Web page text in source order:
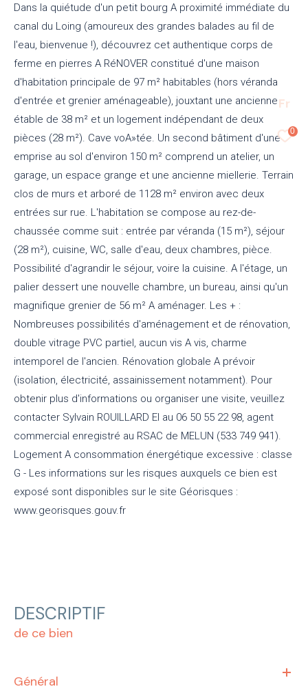
Fr
0
Dans la quiétude d'un petit bourg A proximité immédiate du
canal du Loing (amoureux des grandes balades au fil de
l'eau, bienvenue !), découvrez cet authentique corps de
ferme en pierres A RéNOVER constitué d'une maison
d'habitation principale de 97 m² habitables (hors véranda
d'entrée et grenier aménageable), jouxtant une ancienne
étable de 38 m² et un logement indépendant de deux
pièces (28 m²). Cave voA»tée. Un second bâtiment d'une
emprise au sol d'environ 150 m² comprend un atelier, un
garage, un espace grange et une ancienne miellerie. Terrain
clos de murs et arboré de 1128 m² environ avec deux
entrées sur rue. L'habitation se compose au rez-de-
chaussée comme suit : entrée par véranda (15 m²), séjour
(28 m²), cuisine, WC, salle d'eau, deux chambres, pièce.
Possibilité d'agrandir le séjour, voire la cuisine. A l'étage, un
palier dessert une nouvelle chambre, un bureau, ainsi qu'un
magnifique grenier de 56 m² A aménager. Les + :
Nombreuses possibilités d'aménagement et de rénovation,
double vitrage PVC partiel, aucun vis A vis, charme
intemporel de l'ancien. Rénovation globale A prévoir
(isolation, électricité, assainissement notamment). Pour
obtenir plus d'informations ou organiser une visite, veuillez
contacter Sylvain ROUILLARD EI au 06 50 55 22 98, agent
commercial enregistré au RSAC de MELUN (533 749 941).
Logement A consommation énergétique excessive : classe
G - Les informations sur les risques auxquels ce bien est
exposé sont disponibles sur le site Géorisques :
www.georisques.gouv.fr
DESCRIPTIF
de ce bien
Général